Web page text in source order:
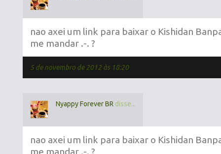
nao axei um link para baixar o Kishidan
me mandar .-. ?
5 de novembro de 2012 às 18:20
Nyappy Forever BR disse...
nao axei um link para baixar o Kishidan
me mandar .-. ?